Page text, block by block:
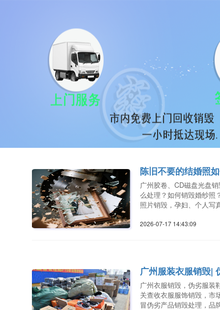
陈旧不要的结婚照
广州胶卷、CD磁盘光盘
么处理？如何销毁婚纱照
照片销毁，孕妇、个人写
2026-07-17 14:43:09
广州服装衣服销毁|
广州衣服销毁，伪劣服装
关查收衣服服饰销毁，市
冒伪劣产品销毁处理，品